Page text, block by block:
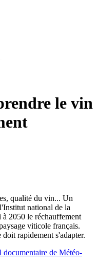
le vin
qualité du vin... Un
national de la
2050 le réchauffement
viticole français.
rapidement s'adapter.
documentaire de Météo-